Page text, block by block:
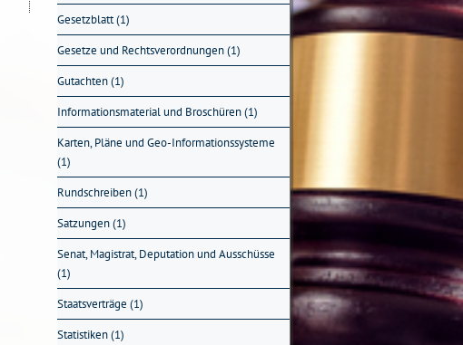
Gesetzblatt (1)
Gesetze und Rechtsverordnungen (1)
Gutachten (1)
Informationsmaterial und Broschüren (1)
Karten, Pläne und Geo-Informationssysteme
(1)
Rundschreiben (1)
Satzungen (1)
Senat, Magistrat, Deputation und Ausschüsse
(1)
Staatsverträge (1)
Statistiken (1)